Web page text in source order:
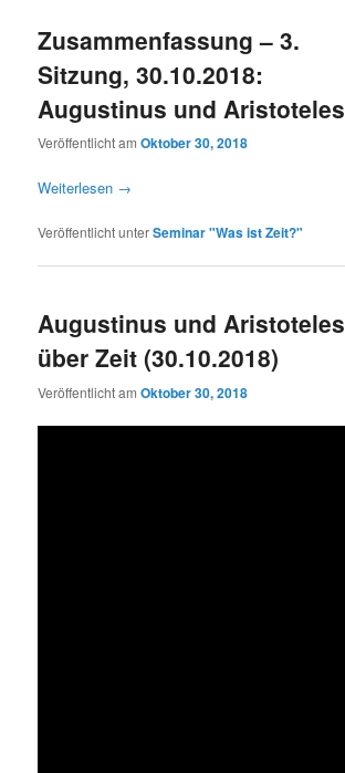
Zusammenfassung – 3.
Sitzung, 30.10.2018:
Augustinus und Aristoteles
Veröffentlicht amOktober 30, 2018
Weiterlesen →
Veröffentlicht unterSeminar "Was ist Zeit?"
Augustinus und Aristoteles
über Zeit (30.10.2018)
Veröffentlicht amOktober 30, 2018